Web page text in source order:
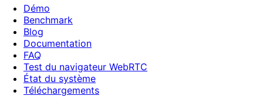
Démo
Benchmark
Blog
Documentation
FAQ
Test du navigateur WebRTC
État du système
Téléchargements